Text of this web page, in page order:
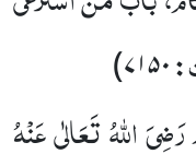
: ۷۱۵۰)
رَضِیَ اللہُ تَعَالٰی عَنْہُ